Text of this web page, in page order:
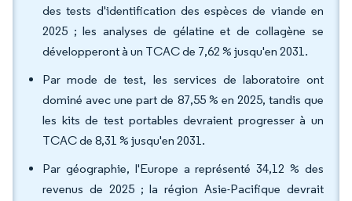
des tests d'identification des espèces de viande en
2025 ; les analyses de gélatine et de collagène se
développeront à un TCAC de 7,62 % jusqu'en 2031.
Par mode de test, les services de laboratoire ont
dominé avec une part de 87,55 % en 2025, tandis que
les kits de test portables devraient progresser à un
TCAC de 8,31 % jusqu'en 2031.
Par géographie, l'Europe a représenté 34,12 % des
revenus de 2025 ; la région Asie-Pacifique devrait